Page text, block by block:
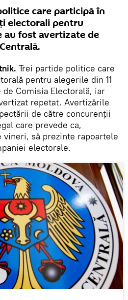
care participă în
electorali pentru
au fost avertizate de
Trei partide politice care
pentru alegerile din 11
Comisia Electorală, iar
repetat. Avertizările
de către concurenții
care prevede ca,
vineri, să prezinte rapoartele
electorale.